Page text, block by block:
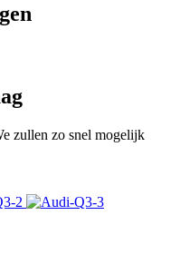
zullen zo snel mogelijk